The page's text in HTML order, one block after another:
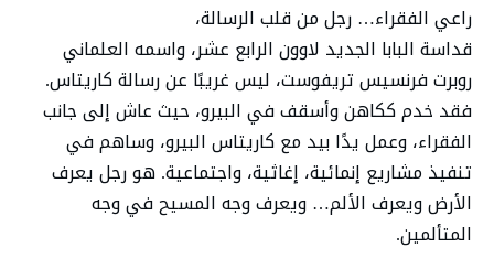
راعي الفقراء… رجل من قلب الرسالة،
قداسة البابا الجديد لاوون الرابع عشر، واسمه العلماني
روبرت فرنسيس تريفوست، ليس غريبًا عن رسالة كاريتاس.
فقد خدم ككاهن وأسقف في البيرو، حيث عاش إلى جانب
الفقراء، وعمل يدًا بيد مع كاريتاس البيرو، وساهم في
تنفيذ مشاريع إنمائية، إغاثية، واجتماعية. هو رجل يعرف
الأرض ويعرف الألم… ويعرف وجه المسيح في وجه
المتألمين.